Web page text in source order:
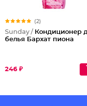
(2)
Sunday / Кондиционер
белья Бархат пиона
246 ₽